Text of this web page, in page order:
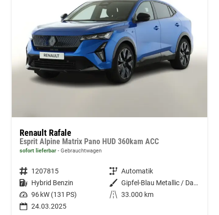
Renault Rafale
Esprit Alpine Matrix Pano HUD 360kam ACC
sofort lieferbar Gebrauchtwagen
Fahrzeugnummer 1207815 Getriebe Automatik
Kraftstoff Hybrid Benzin Außenfarbe
Gipfel-Blau Metallic / Dachfarbe
Leistung 96 kW (131 PS) Kilometerstand 33.000 km
24.03.2025